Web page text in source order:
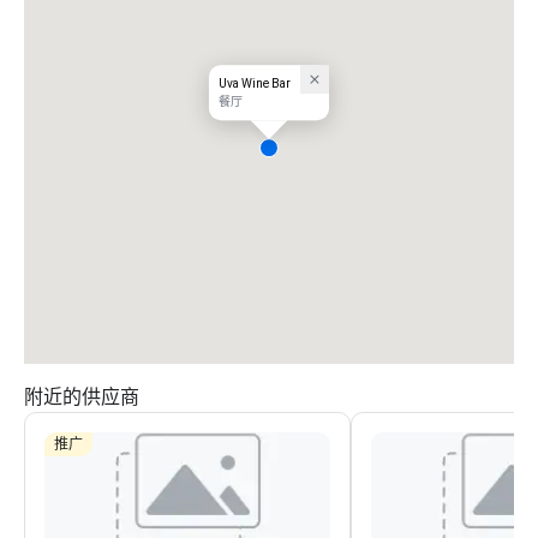
Uva Wine Bar
餐厅
附近的供应商
推广